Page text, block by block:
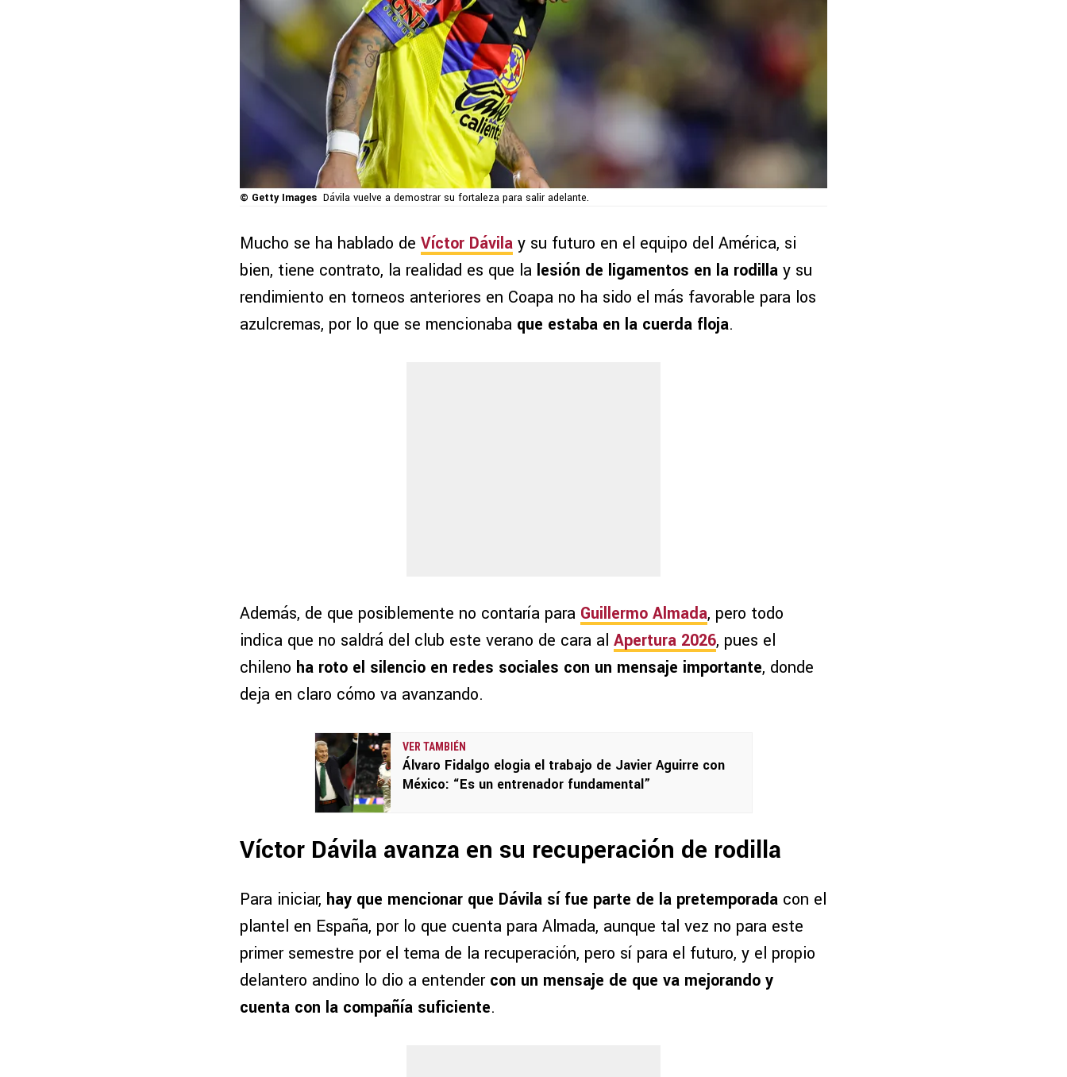
© Getty Images Dávila vuelve a demostrar su fortaleza para salir adelante.
Mucho se ha hablado de Víctor Dávila y su futuro en el equipo del América, si
bien, tiene contrato, la realidad es que la lesión de ligamentos en la rodilla y su
rendimiento en torneos anteriores en Coapa no ha sido el más favorable para los
azulcremas, por lo que se mencionaba que estaba en la cuerda floja.
Además, de que posiblemente no contaría para Guillermo Almada, pero todo
indica que no saldrá del club este verano de cara al Apertura 2026, pues el
chileno ha roto el silencio en redes sociales con un mensaje importante, donde
deja en claro cómo va avanzando.
VER TAMBIÉN
Álvaro Fidalgo elogia el trabajo de Javier Aguirre con
México: “Es un entrenador fundamental”
Víctor Dávila avanza en su recuperación de rodilla
Para iniciar, hay que mencionar que Dávila sí fue parte de la pretemporada con el
plantel en España, por lo que cuenta para Almada, aunque tal vez no para este
primer semestre por el tema de la recuperación, pero sí para el futuro, y el propio
delantero andino lo dio a entender con un mensaje de que va mejorando y
cuenta con la compañía suficiente.